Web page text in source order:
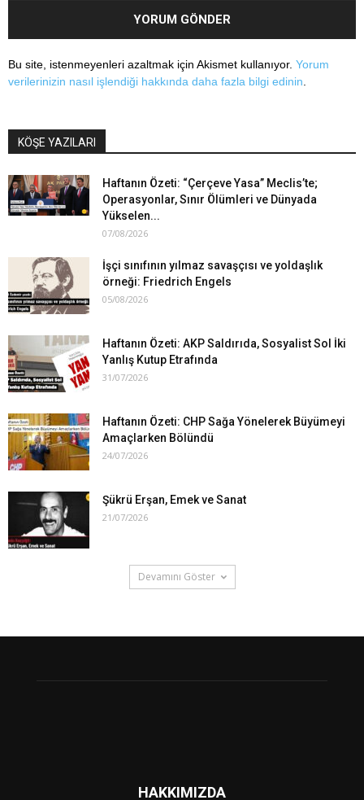
Bu site, istenmeyenleri azaltmak için Akismet kullanıyor. Yorum
verilerinizin nasıl işlendiği hakkında daha fazla bilgi edinin
KÖŞE YAZILARI
Haftanın Özeti: “Çerçeve Yasa” Meclis’te;
Operasyonlar, Sınır Ölümleri ve Dünyada
Yükselen...
07/08/2026
İşçi sınıfının yılmaz savaşçısı ve yoldaşlık
örneği: Friedrich Engels
05/08/2026
Haftanın Özeti: AKP Saldırıda, Sosyalist Sol İki
Yanlış Kutup Etrafında
31/07/2026
Haftanın Özeti: CHP Sağa Yönelerek Büyümeyi
Amaçlarken Bölündü
24/07/2026
Şükrü Erşan, Emek ve Sanat
21/07/2026
Devamını Göster
HAKKIMIZDA